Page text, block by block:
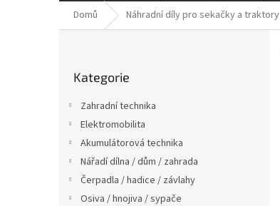
Domů
Náhradní díly pro sekačky a traktory
kategorie
Kategorie
Zahradní technika
Elektromobilita
Akumulátorová technika
Nářadí dílna / dům / zahrada
Čerpadla / hadice / závlahy
Osiva / hnojiva / sypače